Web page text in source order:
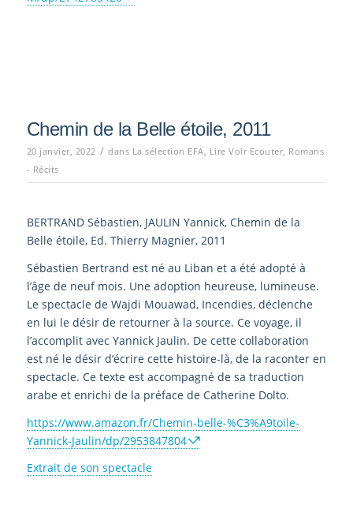
Chemin de la Belle étoile, 2011
20 janvier, 2022 / dans La sélection EFA Lire Voir Ecouter, Romans
- Récits
BERTRAND Sébastien, JAULIN Yannick, Chemin de la
Belle étoile, Ed. Thierry Magnier, 2011
Sébastien Bertrand est né au Liban et a été adopté à
l’âge de neuf mois. Une adoption heureuse, lumineuse.
Le spectacle de Wajdi Mouawad, Incendies, déclenche
en lui le désir de retourner à la source. Ce voyage, il
l’accomplit avec Yannick Jaulin. De cette collaboration
est né le désir d’écrire cette histoire-là, de la raconter en
spectacle. Ce texte est accompagné de sa traduction
arabe et enrichi de la préface de Catherine Dolto.
https://www.amazon.fr/Chemin-belle-%C3%A9toile-
Yannick-Jaulin/dp/2953847804
Extrait de son spectacle